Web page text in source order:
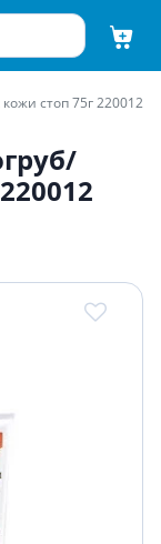
стоп 75г 220012